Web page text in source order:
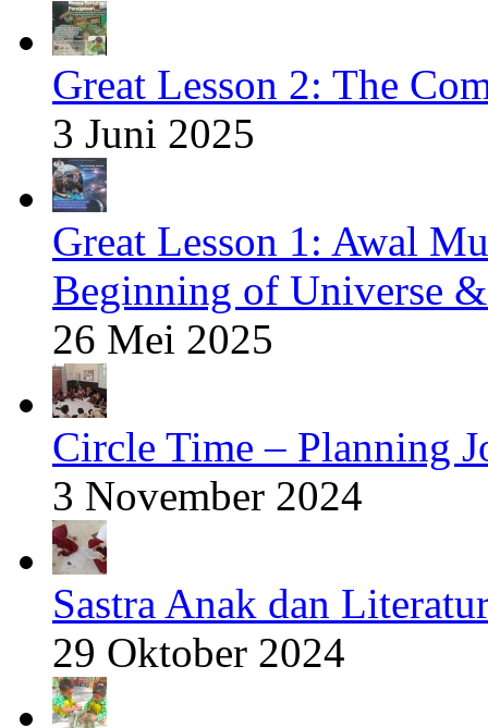
Great Lesson 2: The
3 Juni 2025
Great Lesson 1: Awal
Beginning of Universe
26 Mei 2025
Circle Time – Planning
3 November 2024
Sastra Anak dan
29 Oktober 2024